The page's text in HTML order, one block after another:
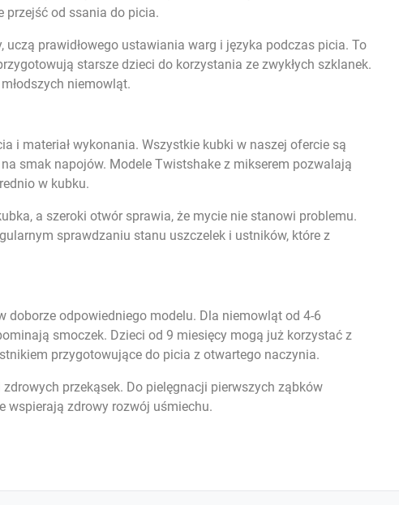
przejść od ssania do picia.
prawidłowego ustawiania warg i języka podczas picia. To
starsze dzieci do korzystania ze zwykłych szklanek.
niemowląt.
i materiał wykonania. Wszystkie kubki w naszej ofercie są
smak napojów. Modele Twistshake z mikserem pozwalają
w kubku.
a szeroki otwór sprawia, że mycie nie stanowi problemu.
sprawdzaniu stanu uszczelek i ustników, które z
odpowiedniego modelu. Dla niemowląt od 4-6
smoczek. Dzieci od 9 miesięcy mogą już korzystać z
przygotowujące do picia z otwartego naczynia.
zdrowych przekąsek. Do pielęgnacji pierwszych ząbków
wspierają zdrowy rozwój uśmiechu.